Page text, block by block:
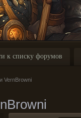
к списку форумов
VernBrowni